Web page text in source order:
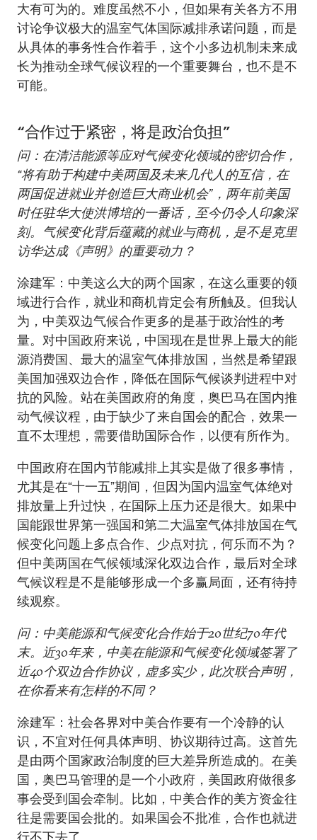
大有可为的。难度虽然不小，但如果有关各方不用
讨论争议极大的温室气体国际减排承诺问题，而是
从具体的事务性合作着手，这个小多边机制未来成
长为推动全球气候议程的一个重要舞台，也不是不
可能。
“合作过于紧密，将是政治负担”
问：在清洁能源等应对气候变化领域的密切合作，
“将有助于构建中美两国及未来几代人的互信，在
两国促进就业并创造巨大商业机会”，两年前美国
时任驻华大使洪博培的一番话，至今仍令人印象深
刻。气候变化背后蕴藏的就业与商机，是不是克里
访华达成《声明》的重要动力？
涂建军：中美这么大的两个国家，在这么重要的领
域进行合作，就业和商机肯定会有所触及。但我认
为，中美双边气候合作更多的是基于政治性的考
量。对中国政府来说，中国现在是世界上最大的能
源消费国、最大的温室气体排放国，当然是希望跟
美国加强双边合作，降低在国际气候谈判进程中对
抗的风险。站在美国政府的角度，奥巴马在国内推
动气候议程，由于缺少了来自国会的配合，效果一
直不太理想，需要借助国际合作，以便有所作为。
中国政府在国内节能减排上其实是做了很多事情，
尤其是在“十一五”期间，但因为国内温室气体绝对
排放量上升过快，在国际上压力还是很大。如果中
国能跟世界第一强国和第二大温室气体排放国在气
候变化问题上多点合作、少点对抗，何乐而不为？
但中美两国在气候领域深化双边合作，最后对全球
气候议程是不是能够形成一个多赢局面，还有待持
续观察。
问：中美能源和气候变化合作始于20世纪70年代
末。近30年来，中美在能源和气候变化领域签署了
近40个双边合作协议，虚多实少，此次联合声明，
在你看来有怎样的不同？
涂建军：社会各界对中美合作要有一个冷静的认
识，不宜对任何具体声明、协议期待过高。这首先
是由两个国家政治制度的巨大差异所造成的。在美
国，奥巴马管理的是一个小政府，美国政府做很多
事会受到国会牵制。比如，中美合作的美方资金往
往是需要国会批的。如果国会不批准，合作也就进